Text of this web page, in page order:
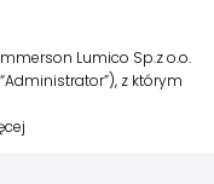
Lumico Sp.z o.o.
z którym